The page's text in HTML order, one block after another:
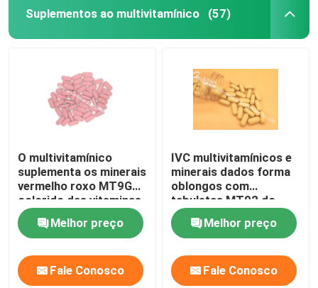
Suplementos ao multivitamínico (57)
O multivitamínico
suplementa os minerais
vermelho roxo MT9G
colorido das vitaminas
da tabuleta
Melhor preço
Fale Conosco
IVC multivitamínicos e
minerais dados forma
oblongos com
tabuletas MT92 do
Acerola
Melhor preço
Fale Conosco